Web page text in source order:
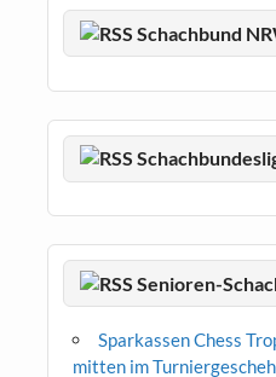
Schachbund
Senioren-
Sparkassen Chess
mitten im